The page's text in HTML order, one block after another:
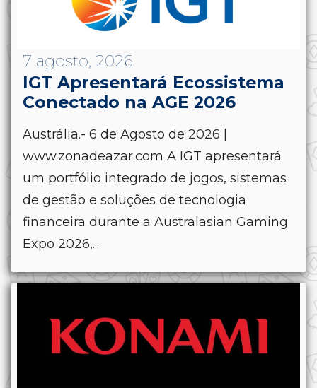
7 agosto, 2026
IGT Apresentará Ecossistema
Conectado na AGE 2026
Austrália.- 6 de Agosto de 2026 |
www.zonadeazar.com A IGT apresentará
um portfólio integrado de jogos, sistemas
de gestão e soluções de tecnologia
financeira durante a Australasian Gaming
Expo 2026,...